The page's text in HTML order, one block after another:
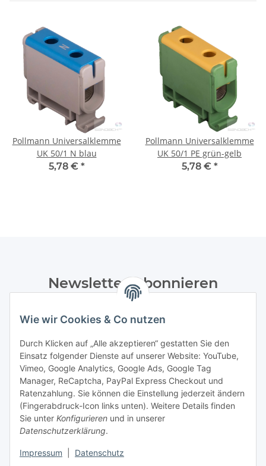
Wie wir Cookies & Co nutzen
Durch Klicken auf „Alle akzeptieren“ gestatten Sie den
Einsatz folgender Dienste auf unserer Website: YouTube,
Vimeo, Google Analytics, Google Ads, Google Tag
Manager, ReCaptcha, PayPal Express Checkout und
Ratenzahlung. Sie können die Einstellung jederzeit ändern
(Fingerabdruck-Icon links unten). Weitere Details finden
Sie unter Konfigurieren und in unserer
Datenschutzerklärung.
Impressum Datenschutz
Pollmann Universalklemme
UK 50/1 N blau
5,78 € *
Pollmann Universalklemme
UK 50/1 PE grün-gelb
5,78 € *
Newsletter Abonnieren
Datenschutzerklärungregelmäßig und jederzeit widerruflich
Abonnieren
Informationen
Gesetzliche Informationen